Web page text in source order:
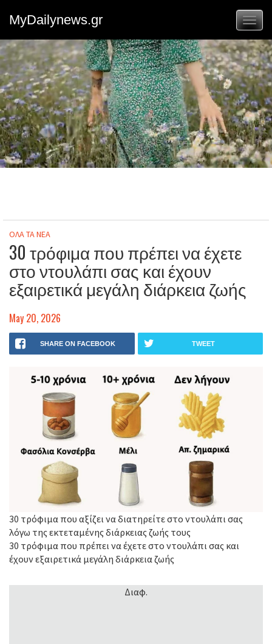
MyDailynews.gr
ΟΛΑ ΤΑ ΝΕΑ
30 τρόφιμα που πρέπει να έχετε
στο ντουλάπι σας και έχουν
εξαιρετικά μεγάλη διάρκεια ζωής
May 20, 2026
SHARE ON FACEBOOK TWEET
30 τρόφιμα που αξίζει να διατηρείτε στο ντουλάπι σας
λόγω της εκτεταμένης διάρκειας ζωής τους
30 τρόφιμα που πρέπει να έχετε στο ντουλάπι σας και
έχουν εξαιρετικά μεγάλη διάρκεια ζωής
Διαφ.